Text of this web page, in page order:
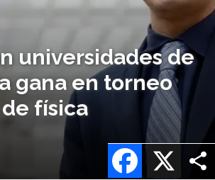
universidades de
gana en torneo
física
X
Facebook